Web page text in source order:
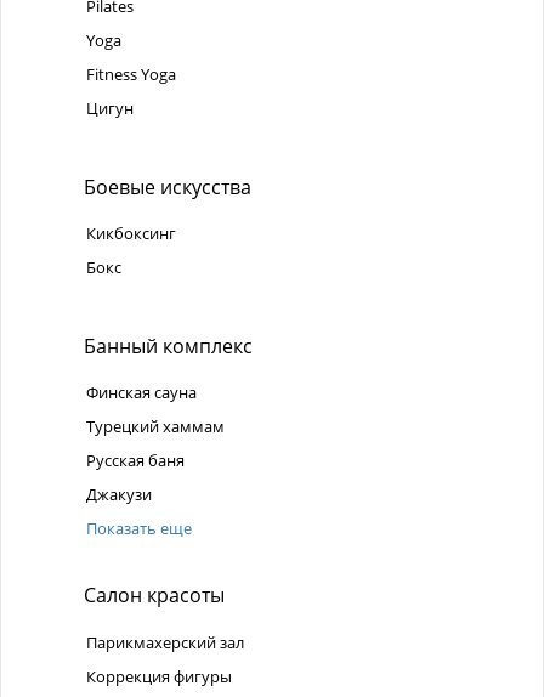
Pilates
Yoga
Fitness Yoga
Цигун
Боевые искусства
Кикбоксинг
Бокс
Банный комплекс
Финская сауна
Турецкий хаммам
Русская баня
Джакузи
Показать еще
Салон красоты
Парикмахерский зал
Коррекция фигуры